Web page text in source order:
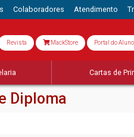
Colaboradores Atendimento
Revista MackStore Portal do Aluno
Cartas de
Diploma